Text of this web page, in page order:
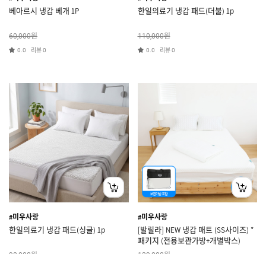
베아르시 냉감 베개 1P
60,000원
0.0 리뷰0
한일의료기 냉감 패드(더불) 1p
110,000원
0.0 리뷰0
#미우사랑
한일의료기 냉감 패드(싱글) 1p
#미우사랑
[발릴라] NEW 냉감 매트 (SS사이즈) *
패키지 (전용보관가방+개별박스)